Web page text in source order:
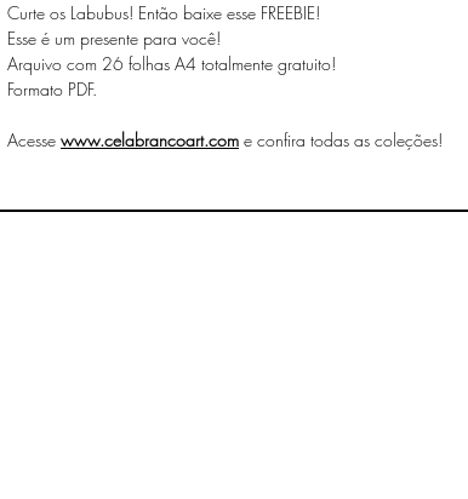
Curte os Labubus! Então baixe esse FREEBIE!
Esse é um presente para você!
Arquivo com 26 folhas A4 totalmente gratuito!
Formato PDF.
Acesse www.celabrancoart.com e confira todas as coleções!